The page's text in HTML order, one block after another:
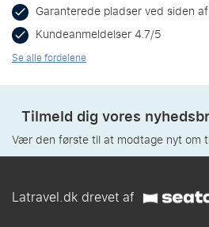
Garanterede pladser ved siden
Kundeanmeldelser 4.7/5
Se alle fordelene
Tilmeld dig vores
Vær den første til at modtage nyt om
Latravel.dk drevet af